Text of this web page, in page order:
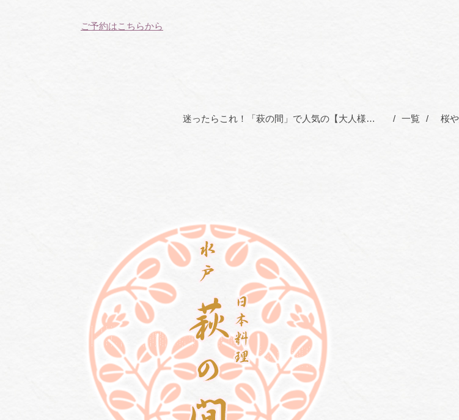
ご予約はこちらから
迷ったらこれ！「萩の間」で人気の【大人様ランチ】の魅力 一覧